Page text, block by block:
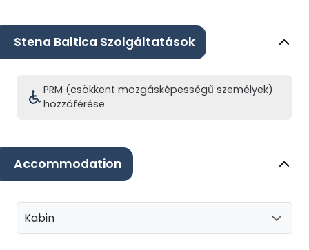
Stena Baltica Szolgáltatások
PRM (csökkent mozgásképességű személyek)
hozzáférése
Accommodation
Kabin